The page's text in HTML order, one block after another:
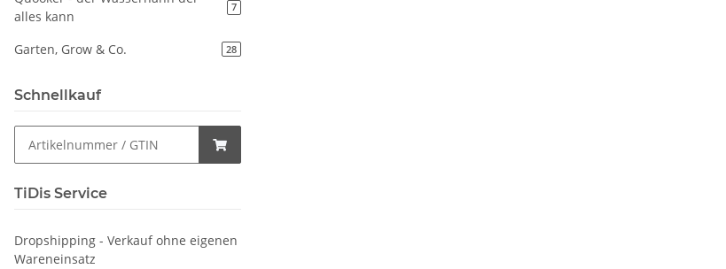
alles kann
7
Garten, Grow & Co. 28
Schnellkauf
TiDis Service
Dropshipping - Verkauf ohne eigenen
Wareneinsatz